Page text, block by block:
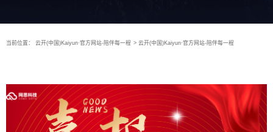
当前位置： 云开(中国)Kaiyun·官方网站-陪伴每一程 > 云开(中国)Kaiyun·官方网站-陪伴每一程